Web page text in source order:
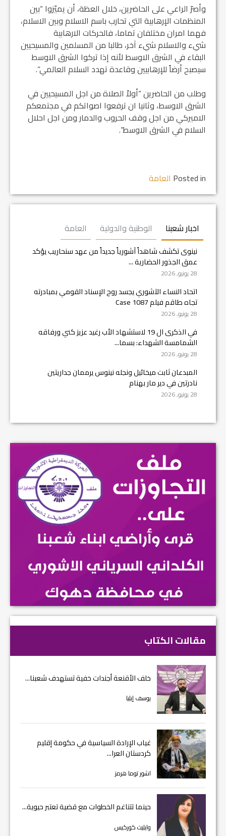
وأصرّ الراعي على الحاضرين، خلال العظة، أن يميّزوا “بين
المنظمات الإرهابية التي تحارب باسم الاسلام وبين الاسلام،
فهما امران مختلفان تماما، فالحركات الارهابية
شيء والاسلام شيء آخر، طالبا من المسلمين والمسيحيين
البقاء في الشرق الاوسط لأنه إذا تركوا الشرق الاوسط
سيصبح أرضاً للإرهابيين وقاعدة تهدد السلام العالمي”.
وطلب من الحاضرين “أولاً الصلاة من اجل المسيحيين في
الشرق الاوسط، وثانيا ان ترفعوا اصواتكم في مجتمعكم
الاميركي من اجل وقف الحروب والدمار ومن اجل احلال
السلام في الشرق الاوسط”.
Posted in العامة
اخبار شعبنا الوطنية والدولية العامة
نينوى تكشف شاهداً آشورياً جديداً من عهد سنحاريب يؤكد
عمق الجذور الحضارية ...
28 يونيو, 2026
اتحاد النساء الآشوري يجسد روح الإسناد القومي بمبادرته
تجاه طاقم فيلم Case 1087
28 يونيو, 2026
في الذكرى ال 19 لاستشهاد الأب رغيد عزيز كني ورفاقه
الشمامسة الشهداء: بسما...
28 يونيو, 2026
المبدعان ثابت ميخائيل ونجله نينوس يرممان جداريتين
نادرتين في دير مار بهنام
28 يونيو, 2026
مقالات الكتاب
خلف الأقنعة أجندات خفية تستهدف شعبنا...
يوسف إيليا
غياب الإرادة السياسية في حكومة إقليم
كردستان العرا...
اشور توما هرمز
حينما تتناغم الخطوات مع قضية تعتبر حيوية...
وايليت كوركيس